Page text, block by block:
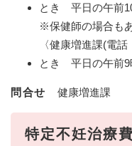
とき 平日の午前
※保健師の場合も
〈健康増進課(電話
とき 平日の午前9
問合せ 健康増進課
特定不妊治療